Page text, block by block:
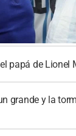
papá de Lionel
grande y la